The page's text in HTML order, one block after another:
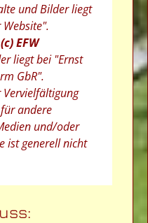
und Bilder liegt
(c) EFW
liegt bei "Ernst
GbR".
Vervielfältigung
andere
und/oder
ist generell nicht